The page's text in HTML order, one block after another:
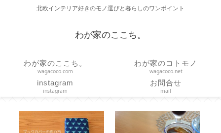
北欧インテリア好きのモノ選びと暮らしのワンポイント
わが家のここち。
わが家のここち。
wagacoco.com
わが家のコトモノ
wagacoco.net
instagram
instagram
お問合せ
mail